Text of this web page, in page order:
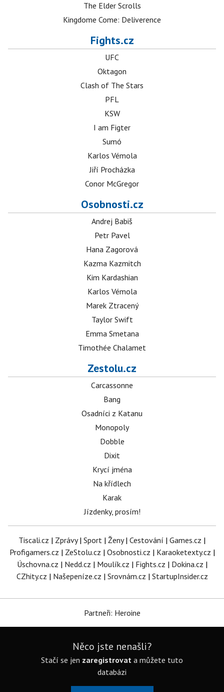
The Elder Scrolls
Kingdome Come: Deliverence
Fights.cz
UFC
Oktagon
Clash of The Stars
PFL
KSW
I am Figter
Sumó
Karlos Vémola
Jiří Procházka
Conor McGregor
Osobnosti.cz
Andrej Babiš
Petr Pavel
Hana Zagorová
Kazma Kazmitch
Kim Kardashian
Karlos Vémola
Marek Ztracený
Taylor Swift
Emma Smetana
Timothée Chalamet
Zestolu.cz
Carcassonne
Bang
Osadníci z Katanu
Monopoly
Dobble
Dixit
Krycí jména
Na křídlech
Karak
Jízdenky, prosím!
Tiscali.cz | Zprávy| Sport | Ženy| Cestování | Games.cz |
Profigamers.cz | ZeStolu.cz | Osobnosti.cz | Karaoketexty.cz |
Úschovna.cz | Nedd.cz | Moulík.cz | Fights.cz | Dokina.cz |
CZhity.cz | Našepeníze.cz | Srovnám.cz | StartupInsider.cz
Partneři: Heroine
Něco jste nenašli?
Stačí se jen zaregistrovat a můžete tuto
databázi